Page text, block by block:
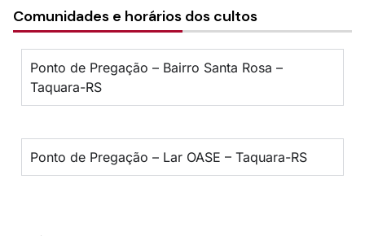
Comunidades e horários dos cultos
Ponto de Pregação – Bairro Santa Rosa –
Taquara-RS
Ponto de Pregação – Lar OASE – Taquara-RS